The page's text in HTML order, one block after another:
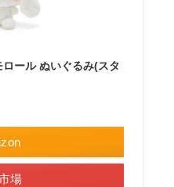
ール ぬいぐるみ(スタ
場